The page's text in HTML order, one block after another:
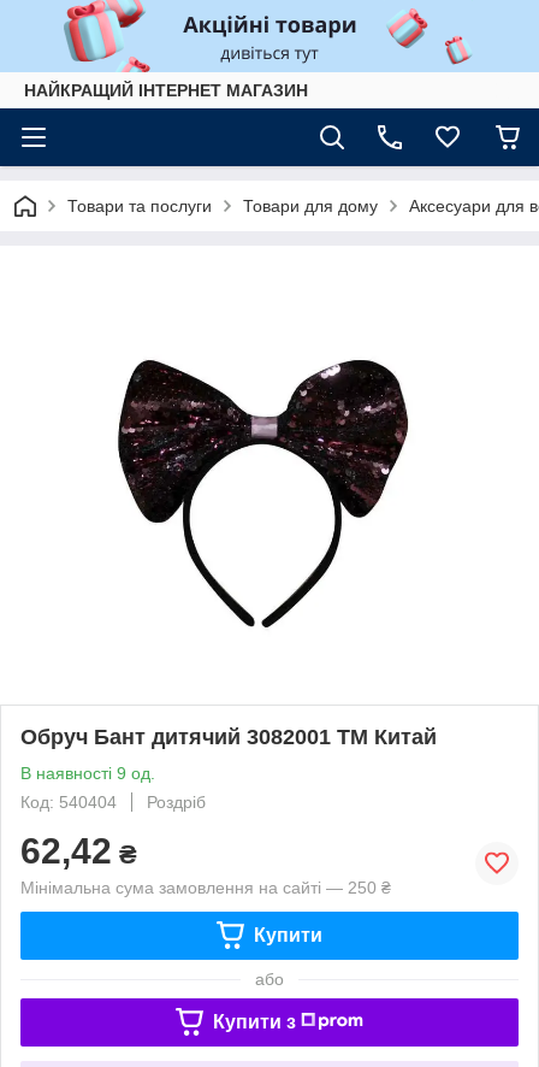
НАЙКРАЩИЙ ІНТЕРНЕТ МАГАЗИН
Товари та послуги Товари для дому Аксесуари для
Обруч Бант дитячий 3082001 ТМ Китай
В наявності 9 од.
Код: 540404
Роздріб
62,42 ₴
Мінімальна сума замовлення на сайті — 250 ₴
Купити
або
Купити з